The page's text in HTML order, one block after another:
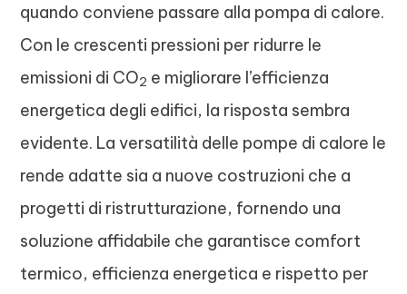
quando conviene passare alla pompa di calore.
Con le crescenti pressioni per ridurre le
emissioni di CO2 e migliorare l’efficienza
energetica degli edifici, la risposta sembra
evidente. La versatilità delle pompe di calore le
rende adatte sia a nuove costruzioni che a
progetti di ristrutturazione, fornendo una
soluzione affidabile che garantisce comfort
termico, efficienza energetica e rispetto per